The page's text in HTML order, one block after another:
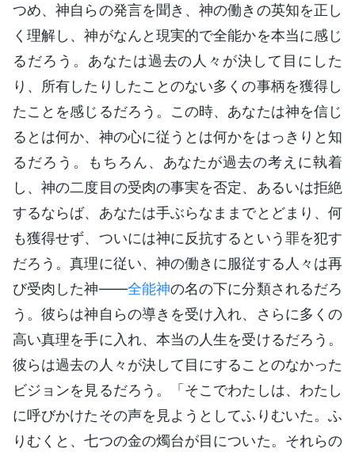
つめ、神自らの発言を聞き、神の働きの英知を正し
く理解し、神がなんと現実的で全能かを本当に感じ
るだろう。あなたは過去の人々が決して目にした
り、所有したりしたことのない多くの事柄を獲得し
たことを感じるだろう。この時、あなたは神を信じ
るとは何か、神の心に従うとは何かをはっきりと知
るだろう。もちろん、あなたが過去の考えに執着
し、神の二度目の受肉の事実を否定、あるいは拒絶
するならば、あなたは手ぶらなままでとどまり、何
も獲得せず、ついには神に反抗するという罪を犯す
だろう。真理に従い、神の働きに服従する人々は再
び受肉した神――全能神の名の下に分類されるだろ
う。彼らは神自らの導きを受け入れ、さらに多くの
高い真理を手に入れ、本当の人生を受けるだろう。
彼らは過去の人々が決して目にすることのなかった
ビジョンを見るだろう。「そこでわたしは、わたし
に呼びかけたその声を見ようとしてふりむいた。ふ
りむくと、七つの金の燭台が目についた。それらの